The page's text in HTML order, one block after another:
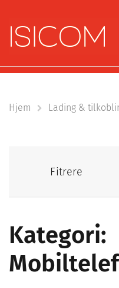
Hjem Lading &
Kategori:
Fitrere